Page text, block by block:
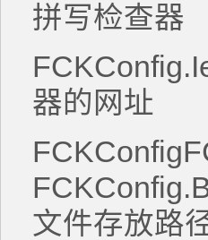
拼写检查器
器的网址
文件存放路